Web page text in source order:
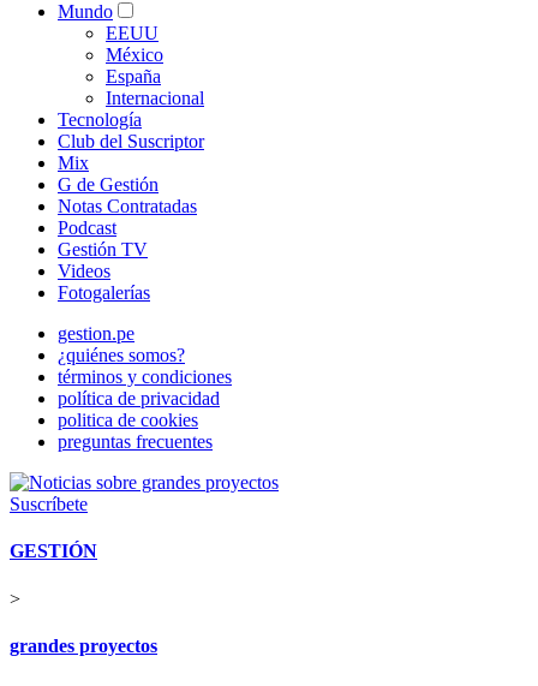
Mundo
EEUU
México
España
Internacional
Tecnología
Club del Suscriptor
Mix
G de Gestión
Notas Contratadas
Podcast
Gestión TV
Videos
Fotogalerías
gestion.pe
¿quiénes somos?
términos y condiciones
política de privacidad
politica de cookies
preguntas frecuentes
Suscríbete
GESTIÓN
>
grandes proyectos